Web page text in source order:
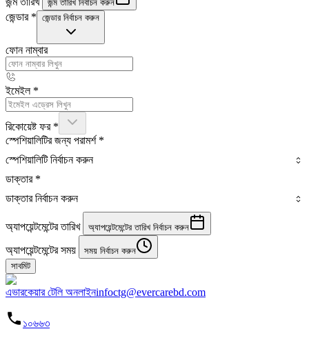
জন্ম তারিখ নির্বাচন করুন
জেন্ডার * জেন্ডার নির্বাচন করুন
ফোন নাম্বার
ইমেইল *
রিকোয়েষ্ট ফর *
স্পেশিয়ালিটির জন্য পরামর্শ *
স্পেশিয়ালিটি নির্বাচন করুন
ডাক্তার *
ডাক্তার নির্বাচন করুন
অ্যাপয়েন্টমেন্টের তারিখ অ্যাপয়েন্টমেন্টের তারিখ নির্বাচন করুন
অ্যাপয়েন্টমেন্টের সময়
সময় নির্বাচন করুন
সাবমিট
এভারকেয়ার টেলি অনলাইনinfoctg@evercarebd.com
১০৬৬৩